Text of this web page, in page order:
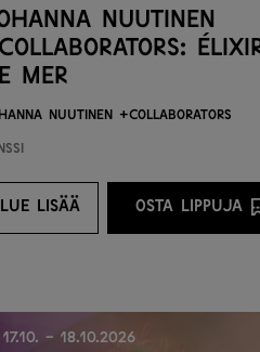
Nuutinen
Mer
Nuutinen +Collaborators
LUE LISÄÄ
LUE LISÄÄ OSTA
OSTA LIPPUJA
17.10. - 18.10.2026